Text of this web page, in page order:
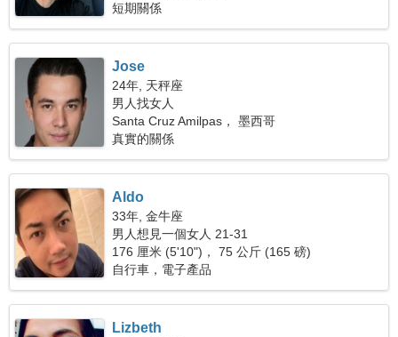
短期關係
Jose
24年, 天秤座
男人找女人
Santa Cruz Amilpas， 墨西哥
真實的關係
Aldo
33年, 金牛座
男人想見一個女人 21-31
176 厘米 (5'10")， 75 公斤 (165 磅)
自行車，電子產品
Lizbeth